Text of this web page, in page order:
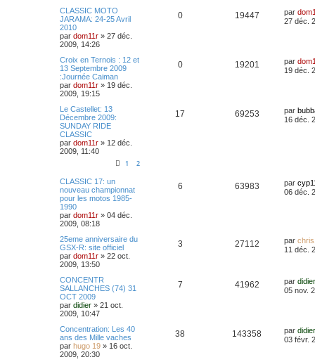
CLASSIC MOTO
JARAMA: 24-25 Avril
2010
par dom11r » 27 déc.
2009, 14:26
0 19447 par
27 déc.
Croix en Ternois : 12 et
13 Septembre 2009
:Journée Caiman
par dom11r » 19 déc.
2009, 19:15
0 19201 par
19 déc.
Le Castellet: 13
Décembre 2009:
SUNDAY RIDE
CLASSIC
par dom11r » 12 déc.
2009, 11:40
1 2
17 69253 par
16 déc.
CLASSIC 17: un
nouveau championnat
pour les motos 1985-
1990
par dom11r » 04 déc.
2009, 08:18
6 63983 par
06 déc.
25eme anniversaire du
GSX-R: site officiel
par dom11r » 22 oct.
2009, 13:50
3 27112 par
11 déc.
CONCENTR
SALLANCHES (74) 31
OCT 2009
par didier » 21 oct.
2009, 10:47
7 41962 par didier
05 nov.
Concentration: Les 40
ans des Mille vaches
par hugo 19 » 16 oct.
2009, 20:30
38 143358 par didier
03 févr.